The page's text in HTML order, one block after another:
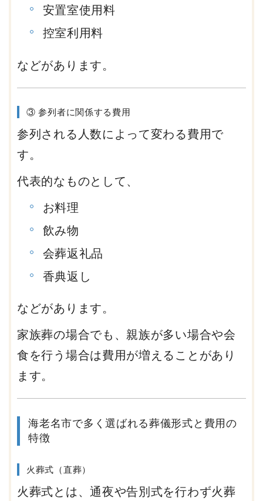
安置室使用料
控室利用料
などがあります。
③ 参列者に関係する費用
参列される人数によって変わる費用で
す。
代表的なものとして、
お料理
飲み物
会葬返礼品
香典返し
などがあります。
家族葬の場合でも、親族が多い場合や会
食を行う場合は費用が増えることがあり
ます。
海老名市で多く選ばれる葬儀形式と費用の
特徴
火葬式（直葬）
火葬式とは、通夜や告別式を行わず火葬